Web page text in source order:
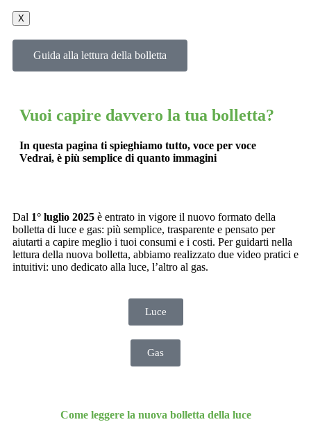
X
Guida alla lettura della bolletta
Vuoi capire davvero la tua bolletta?
In questa pagina ti spieghiamo tutto, voce per voce
Vedrai, è più semplice di quanto immagini
Dal 1° luglio 2025 è entrato in vigore il nuovo formato della
bolletta di luce e gas: più semplice, trasparente e pensato per
aiutarti a capire meglio i tuoi consumi e i costi. Per guidarti nella
lettura della nuova bolletta, abbiamo realizzato due video pratici e
intuitivi: uno dedicato alla luce, l’altro al gas.
Luce
Gas
Come leggere la nuova bolletta della luce